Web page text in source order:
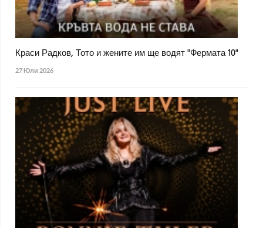
Краси Радков, Тото и жените им ще водят "Фермата 10"
27 Юли 2026